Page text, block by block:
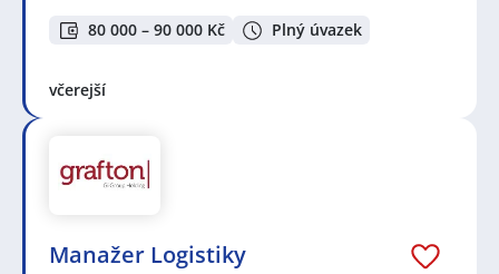
80 000 – 90 000 Kč Plný úvazek
včerejší
Manažer Logistiky